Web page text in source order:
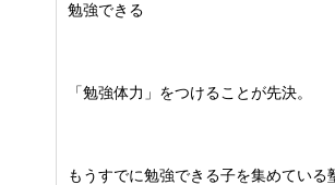
勉強できる
「勉強体力」をつけることが先決。
もうすでに勉強できる子を集めている